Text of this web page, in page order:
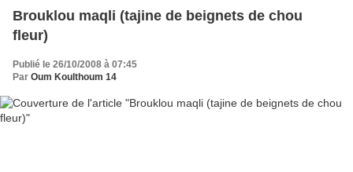
Brouklou maqli (tajine de beignets de chou
fleur)
Publié le 26/10/2008 à 07:45
Par Oum Koulthoum 14